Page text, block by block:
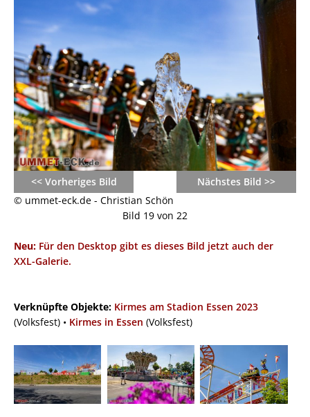
<< Vorheriges Bild
Nächstes Bild >>
© ummet-eck.de - Christian Schön
Bild 19 von 22
Neu: Für den Desktop gibt es dieses Bild jetzt auch der
XXL-Galerie.
Verknüpfte Objekte: Kirmes am Stadion Essen 2023
(Volksfest) • Kirmes in Essen (Volksfest)